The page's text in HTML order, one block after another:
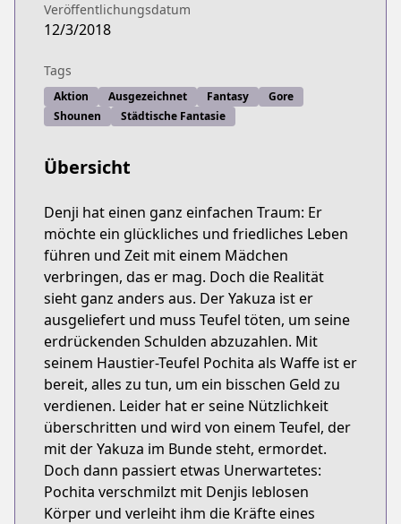
Veröffentlichungsdatum
12/3/2018
Tags
Aktion Ausgezeichnet Fantasy
Gore
Shounen
Städtische Fantasie
Übersicht
Denji hat einen ganz einfachen Traum: Er
möchte ein glückliches und friedliches Leben
führen und Zeit mit einem Mädchen
verbringen, das er mag. Doch die Realität
sieht ganz anders aus. Der Yakuza ist er
ausgeliefert und muss Teufel töten, um seine
erdrückenden Schulden abzuzahlen. Mit
seinem Haustier-Teufel Pochita als Waffe ist er
bereit, alles zu tun, um ein bisschen Geld zu
verdienen. Leider hat er seine Nützlichkeit
überschritten und wird von einem Teufel, der
mit der Yakuza im Bunde steht, ermordet.
Doch dann passiert etwas Unerwartetes:
Pochita verschmilzt mit Denjis leblosen
Körper und verleiht ihm die Kräfte eines